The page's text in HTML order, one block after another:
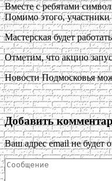
Вместе с ребятами
Помимо этого,
Мастерская будет
Отметим, что акцию
Новости Подмосковья
Добавить
Ваш адрес email не будет